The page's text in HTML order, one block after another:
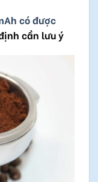
có được
cần lưu ý